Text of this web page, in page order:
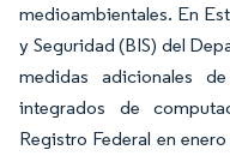
medioambientales. En
y Seguridad (BIS) del
medidas adicionales
integrados de
Registro Federal en